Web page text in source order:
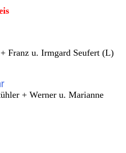
Franz u. Irmgard Seufert (L)
+ Werner u. Marianne